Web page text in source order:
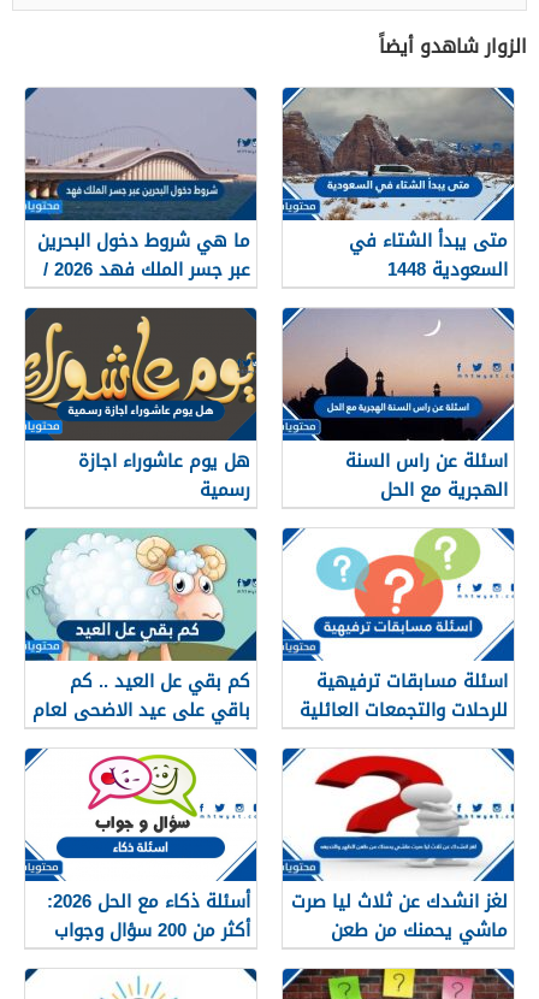
الزوار شاهدو أيضاً
متى يبدأ الشتاء في
السعودية 1448
ما هي شروط دخول البحرين
عبر جسر الملك فهد 2026 /
1448
اسئلة عن راس السنة
الهجرية مع الحل
هل يوم عاشوراء اجازة
رسمية
اسئلة مسابقات ترفيهية
للرحلات والتجمعات العائلية
2026
كم بقي عل العيد .. كم
باقي على عيد الاضحى لعام
1447 /2026
لغز انشدك عن ثلاث ليا صرت
ماشي يحمنك من طعن
الظهر والخديعه
أسئلة ذكاء مع الحل 2026:
أكثر من 200 سؤال وجواب
للأذكياء